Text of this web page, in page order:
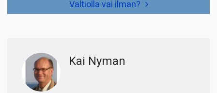
Valtiolla vai ilman?
Kai Nyman